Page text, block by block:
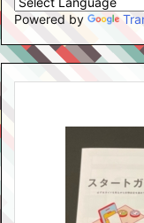
Powered by